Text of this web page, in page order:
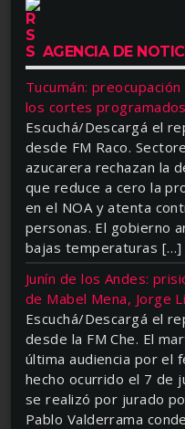
AGENCIA DE
Tucumán:
los cortes
Escuchá/Descargá el
desde FM Raco.
azucarera rechazan la
que reduce a cero la
en el NOA y atenta
personas. El gobierno
bajas temperaturas […]
Junín de los Andes:
de Mabel Mena, Jorge
Escuchá/Descargá el
desde la FM Che. El
última audiencia por el
hecho ocurrido el 7 de
se realizó por jurado
Pablo Valderrama